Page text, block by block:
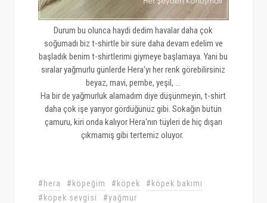
Durum bu olunca haydi dedim havalar daha çok
soğumadı biz t-shirtle bir süre daha devam edelim ve
başladık benim t-shirtlerimi giymeye başlamaya. Yani bu
sıralar yağmurlu günlerde Hera'yı her renk görebilirsiniz
beyaz, mavi, pembe, yeşil, ...
Ha bir de yağmurluk alamadım diye düşünmeyin, t-shirt
daha çok işe yarıyor gördüğünüz gibi. Sokağın bütün
çamuru, kiri onda kalıyor Hera'nın tüyleri de hiç dışarı
çıkmamış gibi tertemiz oluyor.
#hera #köpeğim #köpek
#köpek bakımı
#köpek sevgisi
#yağmur